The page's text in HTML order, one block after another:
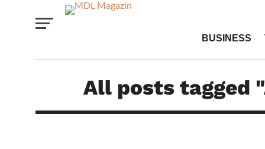
BUSINESS
All posts tagged